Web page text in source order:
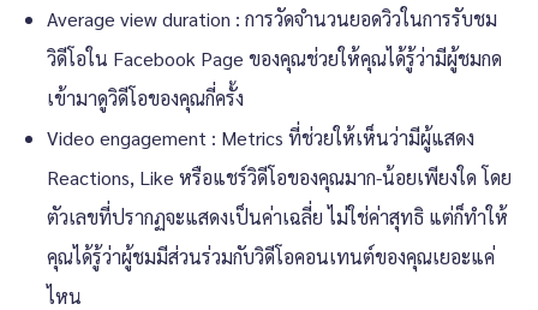
Average view duration : การวัดจำนวนยอดวิวในการรับชม
วิดีโอใน Facebook Page ของคุณช่วยให้คุณได้รู้ว่ามีผู้ชมกด
เข้ามาดูวิดีโอของคุณกี่ครั้ง
Video engagement : Metrics ที่ช่วยให้เห็นว่ามีผู้แสดง
Reactions, Like หรือแชร์วิดีโอของคุณมาก-น้อยเพียงใด โดย
ตัวเลขที่ปรากฏจะแสดงเป็นค่าเฉลี่ย ไม่ใช่ค่าสุทธิ แต่ก็ทำให้
คุณได้รู้ว่าผู้ชมมีส่วนร่วมกับวิดีโอคอนเทนต์ของคุณเยอะแค่
ไหน